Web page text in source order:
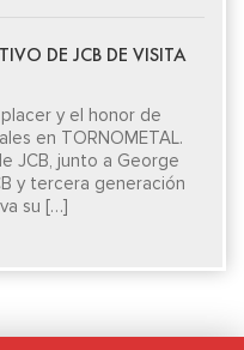
DE JCB DE VISITA
y el honor de
en TORNOMETAL.
JCB, junto a George
y tercera generación
su […]